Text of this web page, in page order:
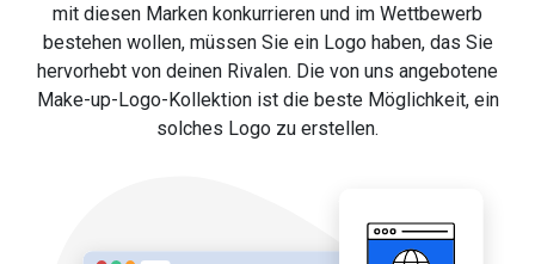
mit diesen Marken konkurrieren und im Wettbewerb
bestehen wollen, müssen Sie ein Logo haben, das Sie
hervorhebt von deinen Rivalen. Die von uns angebotene
Make-up-Logo-Kollektion ist die beste Möglichkeit, ein
solches Logo zu erstellen.